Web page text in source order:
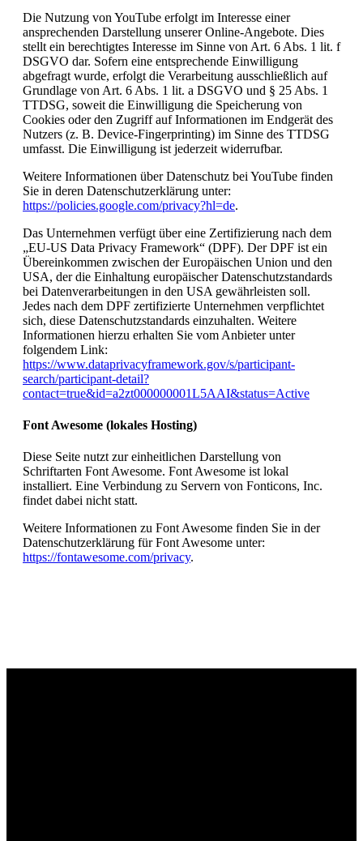
Die Nutzung von YouTube erfolgt im Interesse einer
ansprechenden Darstellung unserer Online-Angebote. Dies
stellt ein berechtigtes Interesse im Sinne von Art. 6 Abs. 1 lit. f
DSGVO dar. Sofern eine entsprechende Einwilligung
abgefragt wurde, erfolgt die Verarbeitung ausschließlich auf
Grundlage von Art. 6 Abs. 1 lit. a DSGVO und § 25 Abs. 1
TTDSG, soweit die Einwilligung die Speicherung von
Cookies oder den Zugriff auf Informationen im Endgerät des
Nutzers (z. B. Device-Fingerprinting) im Sinne des TTDSG
umfasst. Die Einwilligung ist jederzeit widerrufbar.
Weitere Informationen über Datenschutz bei YouTube finden
Sie in deren Datenschutzerklärung unter:
https://policies.google.com/privacy?hl=de.
Das Unternehmen verfügt über eine Zertifizierung nach dem
„EU-US Data Privacy Framework“ (DPF). Der DPF ist ein
Übereinkommen zwischen der Europäischen Union und den
USA, der die Einhaltung europäischer Datenschutzstandards
bei Datenverarbeitungen in den USA gewährleisten soll.
Jedes nach dem DPF zertifizierte Unternehmen verpflichtet
sich, diese Datenschutzstandards einzuhalten. Weitere
Informationen hierzu erhalten Sie vom Anbieter unter
folgendem Link:
https://www.dataprivacyframework.gov/s/participant-
search/participant-detail?
contact=true&id=a2zt000000001L5AAI&status=Active
Font Awesome (lokales Hosting)
Diese Seite nutzt zur einheitlichen Darstellung von
Schriftarten Font Awesome. Font Awesome ist lokal
installiert. Eine Verbindung zu Servern von Fonticons, Inc.
findet dabei nicht statt.
Weitere Informationen zu Font Awesome finden Sie in der
Datenschutzerklärung für Font Awesome unter:
https://fontawesome.com/privacy.